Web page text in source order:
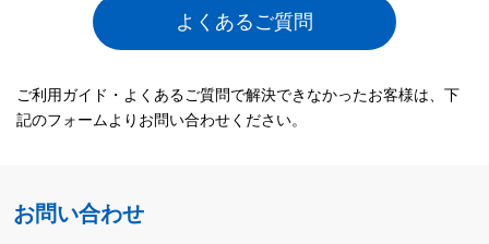
よくあるご質問
ご利用ガイド・よくあるご質問で解決できなかったお客様は、下
記のフォームよりお問い合わせください。
お問い合わせ